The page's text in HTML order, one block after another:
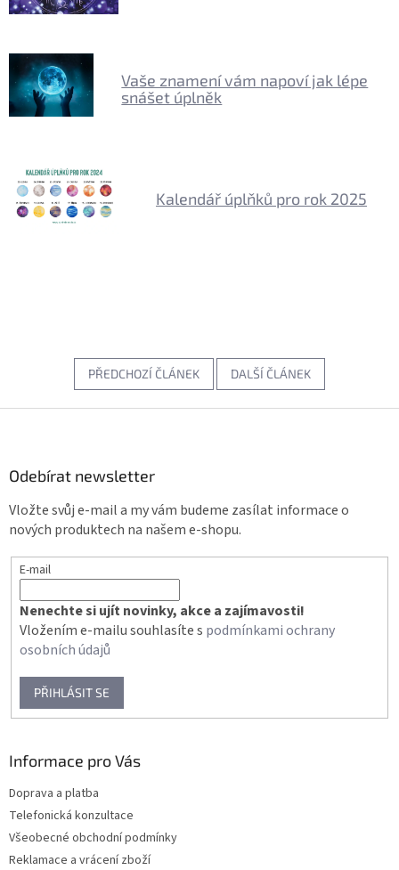
Vaše znamení vám napoví jak lépe
snášet úplněk
Kalendář úplňků pro rok 2025
PŘEDCHOZÍ ČLÁNEK DALŠÍ ČLÁNEK
Odebírat newsletter
Vložte svůj e-mail a my vám budeme zasílat informace o
nových produktech na našem e-shopu.
E-mail
Nenechte si ujít novinky, akce a zajímavosti!
Vložením e-mailu souhlasíte s podmínkami ochrany
osobních údajů
PŘIHLÁSIT SE
Informace pro Vás
Doprava a platba
Telefonická konzultace
Všeobecné obchodní podmínky
Reklamace a vrácení zboží